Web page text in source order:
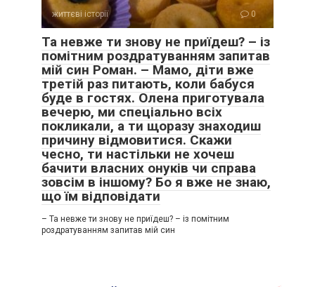
життєві історії 0
Та невже ти знову не приїдеш? – із
помітним роздратуванням запитав
мій син Роман. – Мамо, діти вже
третій раз питають, коли бабуся
буде в гостях. Олена приготувала
вечерю, ми спеціально всіх
покликали, а ти щоразу знаходиш
причину відмовитися. Скажи
чесно, ти настільки не хочеш
бачити власних онуків чи справа
зовсім в іншому? Бо я вже не знаю,
що їм відповідати
– Та невже ти знову не приїдеш? – із помітним
роздратуванням запитав мій син